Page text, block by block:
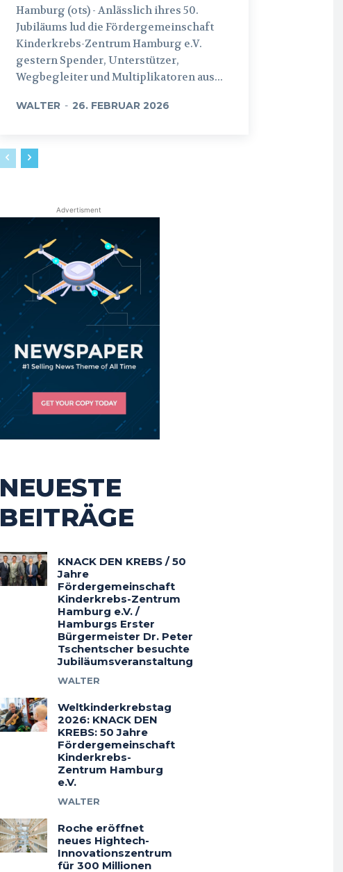
Hamburg (ots) - Anlässlich ihres 50.
Jubiläums lud die Fördergemeinschaft
Kinderkrebs-Zentrum Hamburg e.V.
gestern Spender, Unterstützer,
Wegbegleiter und Multiplikatoren aus...
WALTER - 26. FEBRUAR 2026
Advertisment
NEUESTE
BEITRÄGE
KNACK DEN KREBS / 50
Jahre
Fördergemeinschaft
Kinderkrebs-Zentrum
Hamburg e.V. /
Hamburgs Erster
Bürgermeister Dr. Peter
Tschentscher besuchte
Jubiläumsveranstaltung
WALTER
Weltkinderkrebstag
2026: KNACK DEN
KREBS: 50 Jahre
Fördergemeinschaft
Kinderkrebs-
Zentrum Hamburg
e.V.
WALTER
Roche eröffnet
neues Hightech-
Innovationszentrum
für 300 Millionen